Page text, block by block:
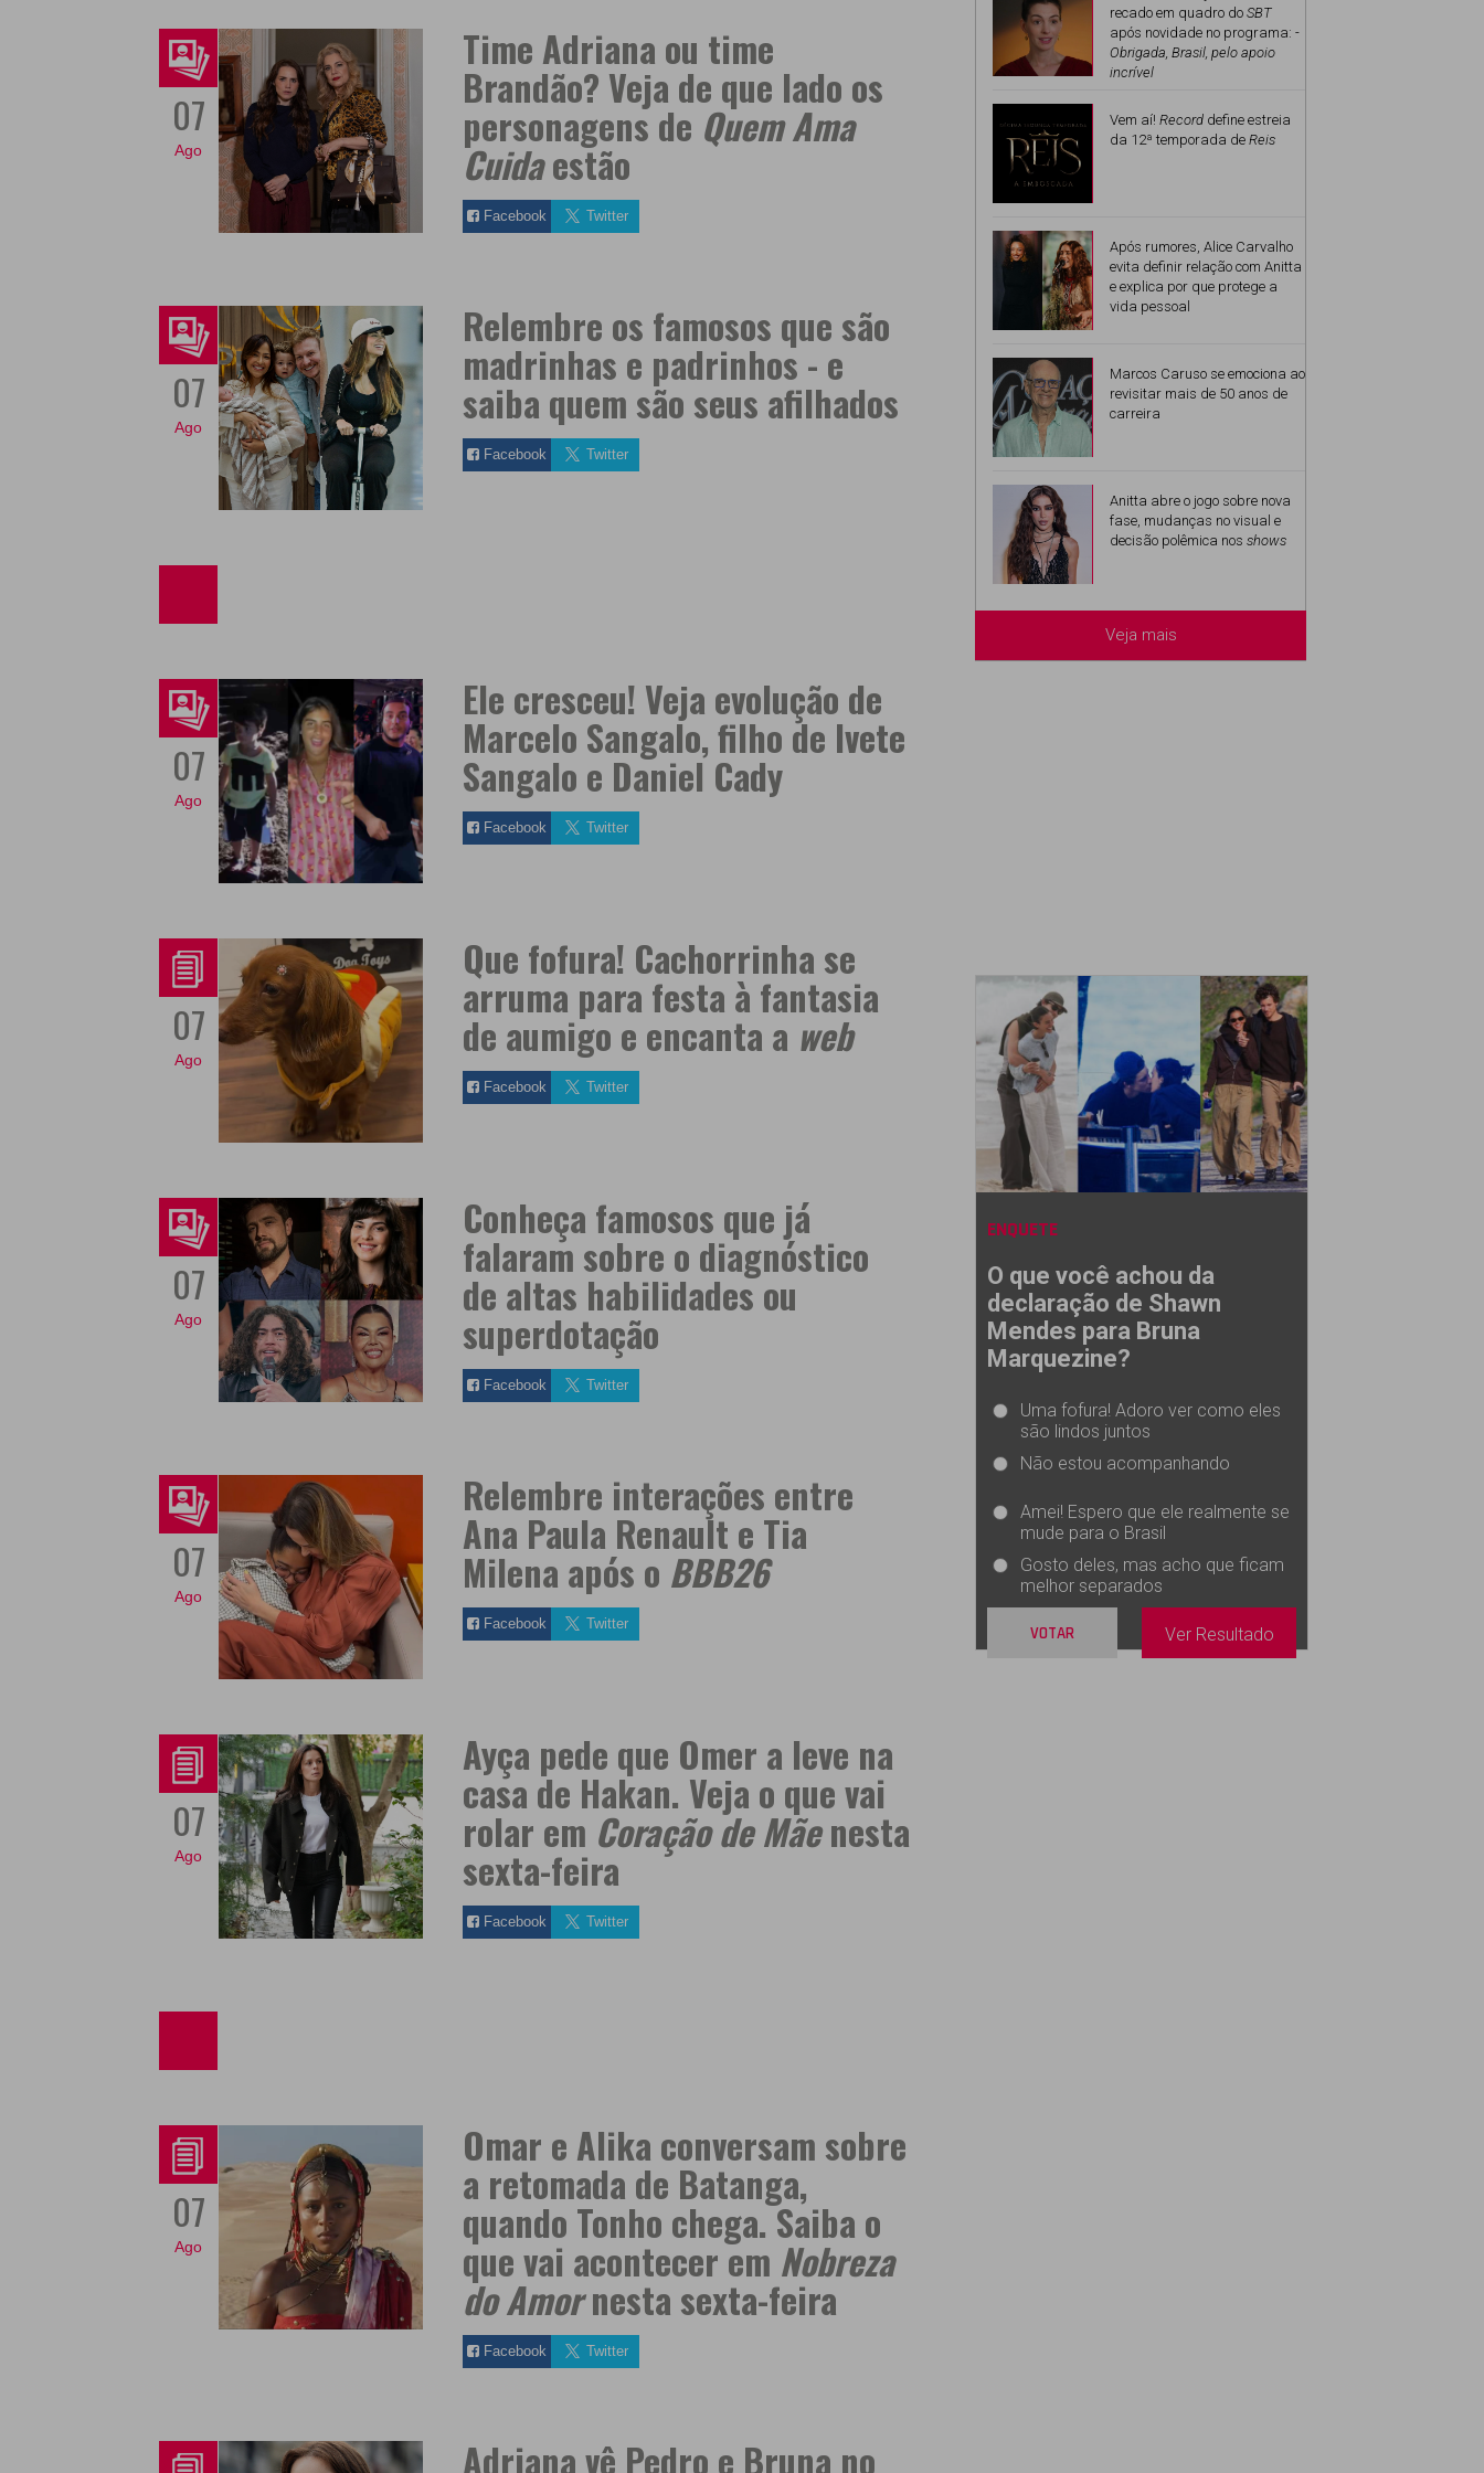
07
Ago
Time Adriana ou time
Brandão? Veja de que lado os
personagens de Quem Ama
Cuidaestão
Facebook Twitter
07
Ago
Relembre os famosos que são
madrinhas e padrinhos - e
saiba quem são seus afilhados
Facebook Twitter
07
Ago
Ele cresceu! Veja evolução de
Marcelo Sangalo, filho de Ivete
Sangalo e Daniel Cady
Facebook Twitter
07
Ago
Que fofura! Cachorrinha se
arruma para festa à fantasia
de aumigo e encanta a web
Facebook Twitter
07
Ago
Conheça famosos que já
falaram sobre o diagnóstico
de altas habilidades ou
superdotação
Facebook Twitter
07
Ago
Relembre interações entre
Ana Paula Renault e Tia
Milena após o BBB26
Facebook Twitter
07
Ago
Ayça pede que Omer a leve na
casa de Hakan. Veja o que vai
rolar em Coração de Mãenesta
sexta-feira
Facebook Twitter
07
Ago
Omar e Alika conversam sobre
a retomada de Batanga,
quando Tonho chega. Saiba o
que vai acontecer em Nobreza
do Amornesta sexta-feira
Facebook Twitter
Adriana vê Pedro e Bruna no
recado em quadro do SBT
após novidade no programa: -
Obrigada, Brasil, pelo apoio
incrível
Vem aí! Record define estreia
da 12ª temporada de Reis
Após rumores, Alice Carvalho
evita definir relação com Anitta
e explica por que protege a
vida pessoal
Marcos Caruso se emociona ao
revisitar mais de 50 anos de
carreira
Anitta abre o jogo sobre nova
fase, mudanças no visual e
decisão polêmica nos shows
Veja mais
ENQUETE
O que você achou da
declaração de Shawn
Mendes para Bruna
Marquezine?
Uma fofura! Adoro ver como eles
são lindos juntos
Não estou acompanhando
Amei! Espero que ele realmente se
mude para o Brasil
Gosto deles, mas acho que ficam
melhor separados
VOTAR Ver Resultado